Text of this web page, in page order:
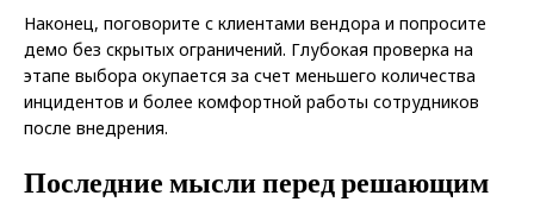
Наконец, поговорите с клиентами вендора и попросите
демо без скрытых ограничений. Глубокая проверка на
этапе выбора окупается за счет меньшего количества
инцидентов и более комфортной работы сотрудников
после внедрения.
Последние мысли перед решающим